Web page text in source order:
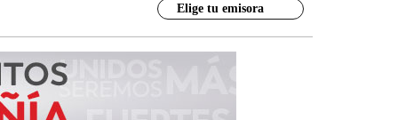
Elige tu emisora